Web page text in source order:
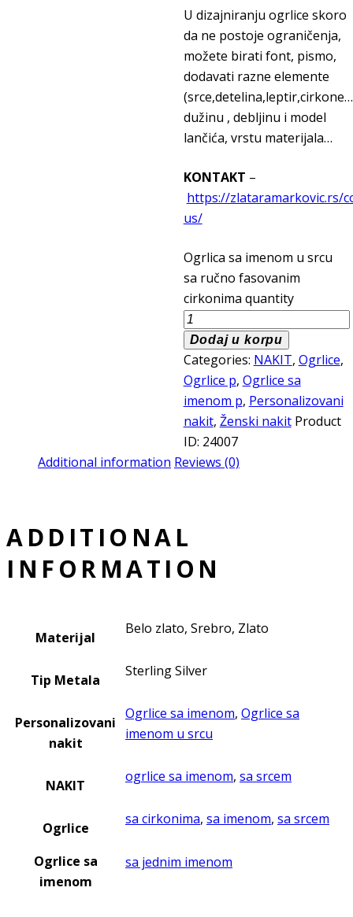
U dizajniranju ogrlice skoro
da ne postoje ograničenja,
možete birati font, pismo,
dodavati razne elemente
dužinu , debljinu i model
lančića, vrstu materijala…
KONTAKT –
https://zlataramarkovic.rs/
us/
Ogrlica sa imenom u srcu
sa ručno fasovanim
cirkonima quantity
Dodaj u korpu
Categories: NAKIT, Ogrlice,
Ogrlice p, Ogrlice sa
imenom p, Personalizovani
nakit, Ženski nakit Product
ID: 24007
Additional information Reviews (0)
ADDITIONAL
INFORMATION
Materijal
Belo zlato, Srebro, Zlato
Tip Metala
Sterling Silver
Personalizovani
nakit
Ogrlice sa imenom, Ogrlice sa
imenom u srcu
NAKIT
ogrlice sa imenom, sa srcem
Ogrlice
sa cirkonima, sa imenom, sa srcem
Ogrlice sa
imenom
sa jednim imenom